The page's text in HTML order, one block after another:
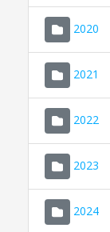
2020
2021
2022
2023
2024